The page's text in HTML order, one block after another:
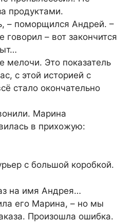
продуктами.
– поморщился Андрей. –
– вот закончится
мелочи. Это показатель
с этой историей с
стало окончательно
Марина
в прихожую:
с большой коробкой.
на имя Андрея…
его Марина, – но мы
Произошла ошибка.